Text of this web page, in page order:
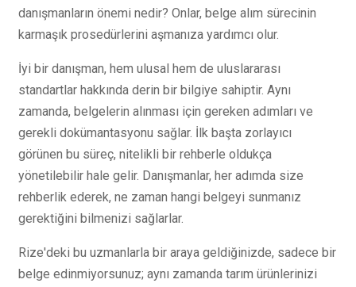
danışmanların önemi nedir? Onlar, belge alım sürecinin
karmaşık prosedürlerini aşmanıza yardımcı olur.
İyi bir danışman, hem ulusal hem de uluslararası
standartlar hakkında derin bir bilgiye sahiptir. Aynı
zamanda, belgelerin alınması için gereken adımları ve
gerekli dokümantasyonu sağlar. İlk başta zorlayıcı
görünen bu süreç, nitelikli bir rehberle oldukça
yönetilebilir hale gelir. Danışmanlar, her adımda size
rehberlik ederek, ne zaman hangi belgeyi sunmanız
gerektiğini bilmenizi sağlarlar.
Rize'deki bu uzmanlarla bir araya geldiğinizde, sadece bir
belge edinmiyorsunuz; aynı zamanda tarım ürünlerinizi